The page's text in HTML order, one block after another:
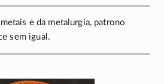
e da metalurgia, patrono
sem igual.